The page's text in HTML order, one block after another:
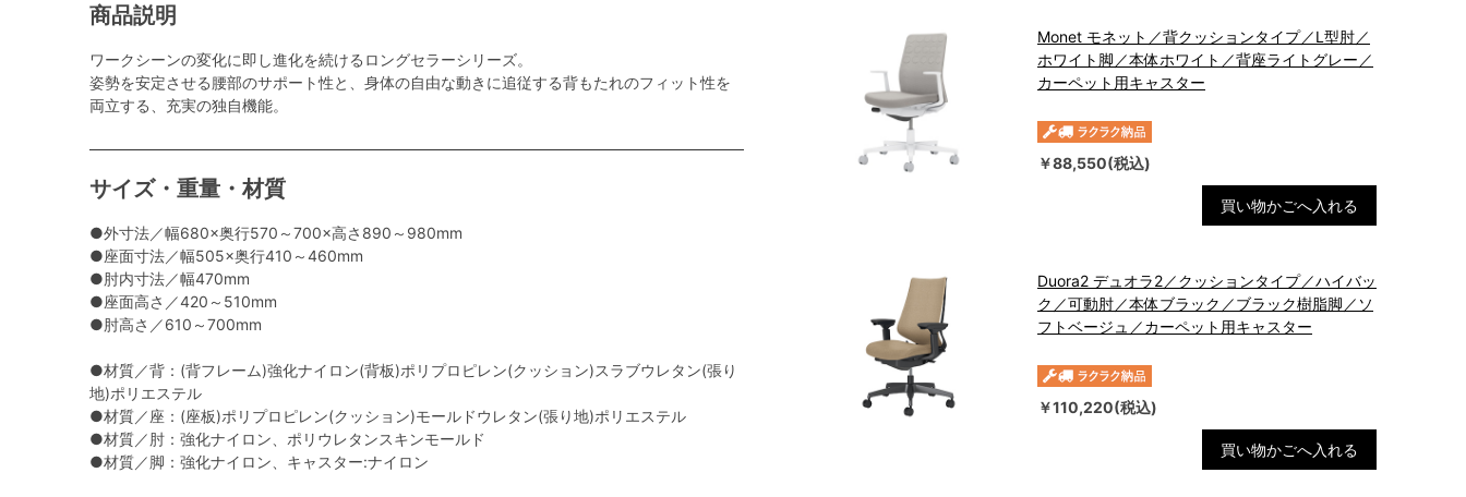
商品説明
ワークシーンの変化に即し進化を続けるロングセラーシリーズ。
姿勢を安定させる腰部のサポート性と、身体の自由な動きに追従する背もたれのフィット性を
両立する、充実の独自機能。
サイズ・重量・材質
●外寸法／幅680×奥行570～700×高さ890～980mm
●座面寸法／幅505×奥行410～460mm
●肘内寸法／幅470mm
●座面高さ／420～510mm
●肘高さ／610～700mm
●材質／背：(背フレーム)強化ナイロン(背板)ポリプロピレン(クッション)スラブウレタン(張り
地)ポリエステル
●材質／座：(座板)ポリプロピレン(クッション)モールドウレタン(張り地)ポリエステル
●材質／肘：強化ナイロン、ポリウレタンスキンモールド
●材質／脚：強化ナイロン、キャスター:ナイロン
Monet モネット／背クッションタイプ／L型肘／
ホワイト脚／本体ホワイト／背座ライトグレー／
カーペット用キャスター
￥88,550(税込)
買い物かごへ入れる
Duora2 デュオラ2／クッションタイプ／ハイバッ
ク／可動肘／本体ブラック／ブラック樹脂脚／ソ
フトベージュ／カーペット用キャスター
￥110,220(税込)
買い物かごへ入れる